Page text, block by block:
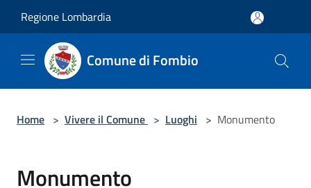
Regione Lombardia
Comune di Fombio
Home > Vivere il Comune > Luoghi > Monumento
Monumento